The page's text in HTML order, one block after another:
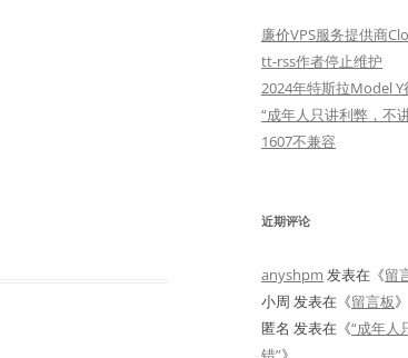
廉价VPS服务提供商
tt-rss作者停止维护
2024年特斯拉Model
“成年人只讲利弊，不
1607不兼容
近期评论
anyshpm 发表在《留
小周 发表在《留言板》
匿名 发表在《“成年人